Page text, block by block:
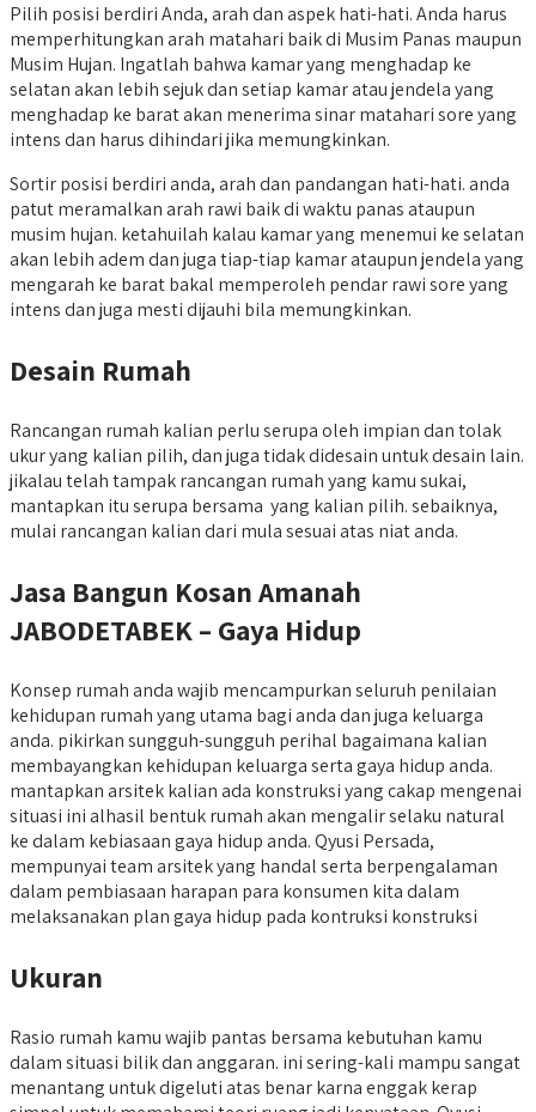
Pilih posisi berdiri Anda, arah dan aspek hati-hati. Anda harus
memperhitungkan arah matahari baik di Musim Panas maupun
Musim Hujan. Ingatlah bahwa kamar yang menghadap ke
selatan akan lebih sejuk dan setiap kamar atau jendela yang
menghadap ke barat akan menerima sinar matahari sore yang
intens dan harus dihindari jika memungkinkan.
Sortir posisi berdiri anda, arah dan pandangan hati-hati. anda
patut meramalkan arah rawi baik di waktu panas ataupun
musim hujan. ketahuilah kalau kamar yang menemui ke selatan
akan lebih adem dan juga tiap-tiap kamar ataupun jendela yang
mengarah ke barat bakal memperoleh pendar rawi sore yang
intens dan juga mesti dijauhi bila memungkinkan.
Desain Rumah
Rancangan rumah kalian perlu serupa oleh impian dan tolak
ukur yang kalian pilih, dan juga tidak didesain untuk desain lain.
jikalau telah tampak rancangan rumah yang kamu sukai,
mantapkan itu serupa bersama yang kalian pilih. sebaiknya,
mulai rancangan kalian dari mula sesuai atas niat anda.
Jasa Bangun Kosan Amanah
JABODETABEK – Gaya Hidup
Konsep rumah anda wajib mencampurkan seluruh penilaian
kehidupan rumah yang utama bagi anda dan juga keluarga
anda. pikirkan sungguh-sungguh perihal bagaimana kalian
membayangkan kehidupan keluarga serta gaya hidup anda.
mantapkan arsitek kalian ada konstruksi yang cakap mengenai
situasi ini alhasil bentuk rumah akan mengalir selaku natural
ke dalam kebiasaan gaya hidup anda. Qyusi Persada,
mempunyai team arsitek yang handal serta berpengalaman
dalam pembiasaan harapan para konsumen kita dalam
melaksanakan plan gaya hidup pada kontruksi konstruksi
Ukuran
Rasio rumah kamu wajib pantas bersama kebutuhan kamu
dalam situasi bilik dan anggaran. ini sering-kali mampu sangat
menantang untuk digeluti atas benar karna enggak kerap